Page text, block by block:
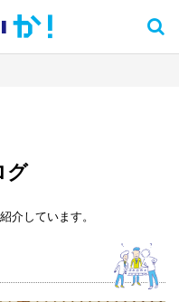
か！
グ
介しています。